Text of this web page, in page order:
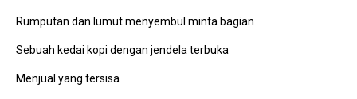
Rumputan dan lumut menyembul minta bagian
Sebuah kedai kopi dengan jendela terbuka
Menjual yang tersisa